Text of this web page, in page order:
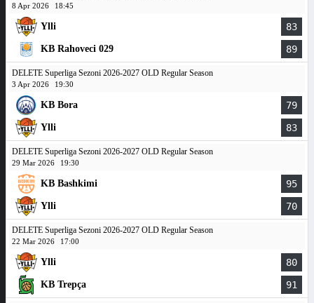
8 Apr 2026 18:45
Ylli 83
KB Rahoveci 029 89
DELETE Superliga Sezoni 2026-2027 OLD Regular Season
3 Apr 2026 19:30
KB Bora 79
Ylli 83
DELETE Superliga Sezoni 2026-2027 OLD Regular Season
29 Mar 2026 19:30
KB Bashkimi 95
Ylli 70
DELETE Superliga Sezoni 2026-2027 OLD Regular Season
22 Mar 2026 17:00
Ylli 80
KB Trepça 91